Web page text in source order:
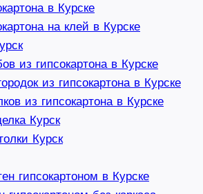
в Курске
на клей в Курске
из гипсокартона в Курске
из гипсокартона в Курске
из гипсокартона в Курске
Курск
Курск
гипсокартоном в Курске